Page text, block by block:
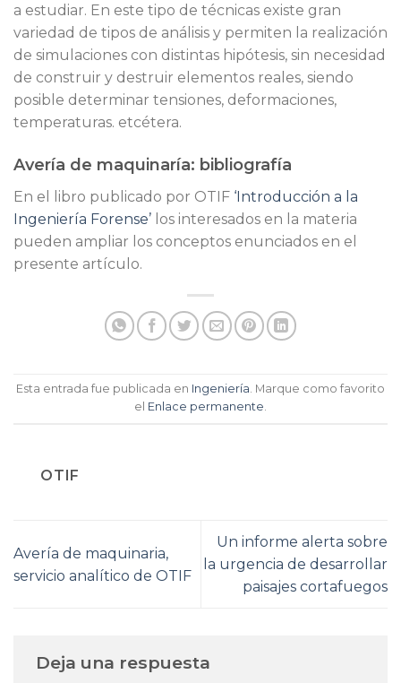
a estudiar. En este tipo de técnicas existe gran
variedad de tipos de análisis y permiten la realización
de simulaciones con distintas hipótesis, sin necesidad
de construir y destruir elementos reales, siendo
posible determinar tensiones, deformaciones,
temperaturas. etcétera.
Avería de maquinaría: bibliografía
En el libro publicado por OTIF ‘Introducción a la
Ingeniería Forense’ los interesados en la materia
pueden ampliar los conceptos enunciados en el
presente artículo.
Esta entrada fue publicada en Ingeniería. Marque como favorito
el Enlace permanente.
OTIF
Avería de maquinaria,
servicio analítico de OTIF
Un informe alerta sobre
la urgencia de desarrollar
paisajes cortafuegos
Deja una respuesta